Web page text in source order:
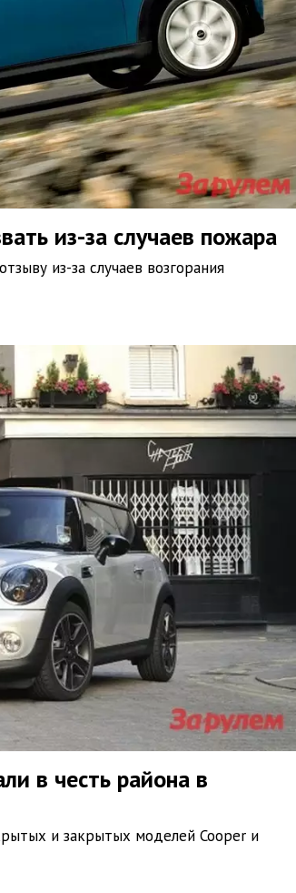
из-за случаев пожара
из-за случаев возгорания
в честь района в
и закрытых моделей Cooper и